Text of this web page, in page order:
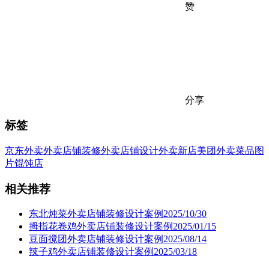
赞
分享
标签
京东外卖外卖店铺装修外卖店铺设计外卖新店美团外卖菜品图
片馄饨店
相关推荐
东北炖菜外卖店铺装修设计案例2025/10/30
拇指花卷鸡外卖店铺装修设计案例2025/01/15
豆面搅团外卖店铺装修设计案例2025/08/14
辣子鸡外卖店铺装修设计案例2025/03/18